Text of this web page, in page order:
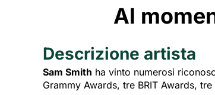
Al
Descrizione artista
Sam Smith ha vinto numerosi
Grammy Awards, tre BRIT Awards,